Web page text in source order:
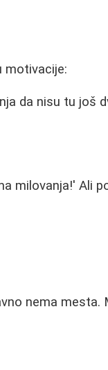
motivacije:
da nisu tu još
milovanja!' Ali
nema mesta.